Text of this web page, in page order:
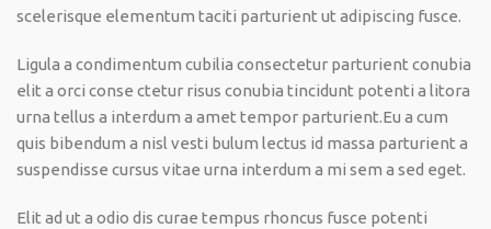
scelerisque elementum taciti parturient ut adipiscing fusce.
Ligula a condimentum cubilia consectetur parturient conubia
elit a orci conse ctetur risus conubia tincidunt potenti a litora
urna tellus a interdum a amet tempor parturient.Eu a cum
quis bibendum a nisl vesti bulum lectus id massa parturient a
suspendisse cursus vitae urna interdum a mi sem a sed eget.
Elit ad ut a odio dis curae tempus rhoncus fusce potenti